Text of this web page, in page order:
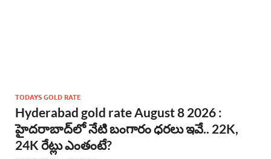
TODAYS GOLD RATE
Hyderabad gold rate August 8 2026 :
హైదరాబాద్‌లో నేటి బంగారం ధరలు ఇవే.. 22K,
24K రేట్లు ఎంతంటే?